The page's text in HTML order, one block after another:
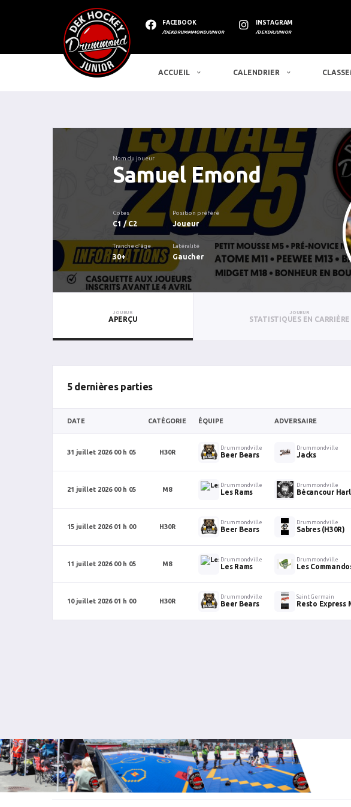
FACEBOOK
/DEKDRUMMMONDJUNIOR
INSTAGRAM
/DEKDRJUNIOR
ACCUEIL CALENDRIER
Nom du joueur
Samuel Emond
Cotes
C1 / C2
Position préféré
Joueur
Tranche d'âge
30+
Latéralité
Gaucher
JOUEUR
APERÇU
JOUEUR
STATISTIQUES EN CARRIÈRE
5 dernières parties
DATE CATÉGORIE ÉQUIPE ADVERSAIRE
31 juillet 2026 00 h 05 H30R
Drummondville
Beer Bears
Drummondville
Jacks
21 juillet 2026 00 h 05 M8
Drummondville
Les Rams
Drummondville
Bécancour
15 juillet 2026 01 h 00 H30R
Drummondville
Beer Bears
Drummondville
Sabres (H30R)
11 juillet 2026 00 h 05 M8
Drummondville
Les Rams
Drummondville
Les
10 juillet 2026 01 h 00 H30R
Drummondville
Beer Bears
Saint Germain
Resto Express